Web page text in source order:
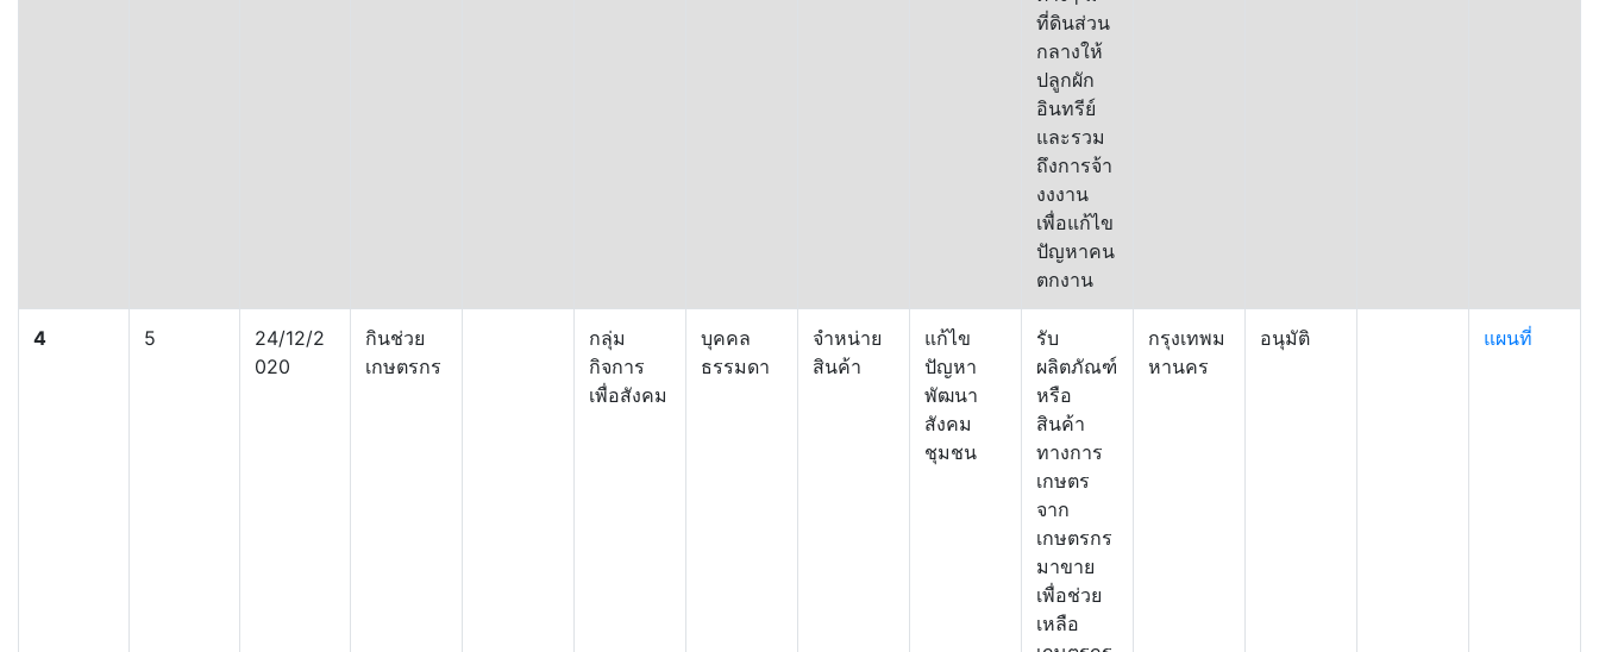
ที่ดินส่วน
กลางให้
ปลูกผัก
อินทรีย์
และรวม
ถึงการจ้า
งงงาน
เพื่อแก้ไข
ปัญหาคน
ตกงาน
4 5
24/12/2
020
กินช่วย
เกษตรกร
กลุ่ม
กิจการ
เพื่อสังคม
บุคคล
ธรรมดา
จำหน่าย
สินค้า
แก้ไข
ปัญหา
พัฒนา
สังคม
ชุมชน
รับ
ผลิตภัณฑ์
หรือ
สินค้า
ทางการ
เกษตร
จาก
เกษตรกร
มาขาย
เพื่อช่วย
เหลือ
กรุงเทพม
หานคร
อนุมัติ แผนที่